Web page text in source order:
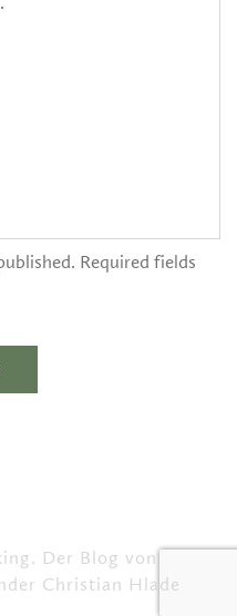
Required fields
Der Blog von
Christian Hlade